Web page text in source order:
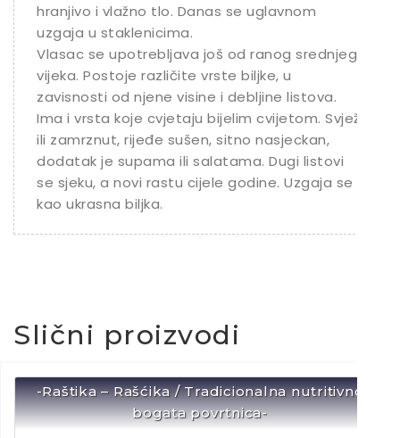
hranjivo i vlažno tlo. Danas se uglavnom
uzgaja u staklenicima.
Vlasac se upotrebljava još od ranog srednjeg
vijeka. Postoje različite vrste biljke, u
zavisnosti od njene visine i debljine listova.
Ima i vrsta koje cvjetaju bijelim cvijetom. Svjež
ili zamrznut, rijeđe sušen, sitno nasjeckan,
dodatak je supama ili salatama. Dugi listovi
se sjeku, a novi rastu cijele godine. Uzgaja se i
kao ukrasna biljka.
Slični proizvodi
-Raštika – Rašćika / Tradicionalna nutritivno
bogata povrtnica-